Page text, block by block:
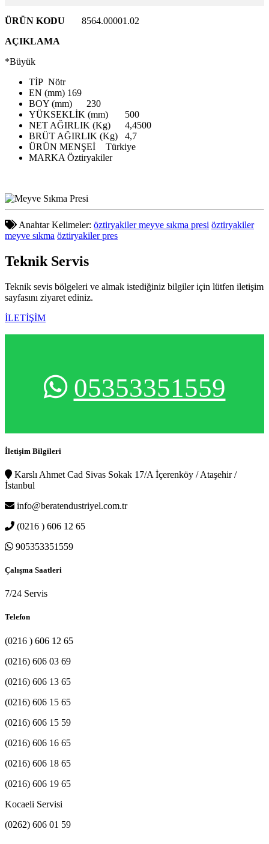
ÜRÜN KODU
8564.00001.02
AÇIKLAMA
*Büyük
TİP Nötr
EN (mm) 169
BOY (mm)
230
YÜKSEKLİK (mm)
500
NET AĞIRLIK (Kg)
4,4500
BRÜT AĞIRLIK (Kg)
4,7
ÜRÜN MENŞEİ
Türkiye
MARKA Öztiryakiler
Anahtar Kelimeler: öztiryakiler meyve sıkma presi öztiryakiler
meyve sıkma öztiryakiler pres
Teknik Servis
Teknik sevis bölgeleri ve almak istediğiniz bilgiler için lütfen iletişim
sayfasını ziyaret ediniz.
İLETİŞİM
05353351559
İletişim Bilgileri
Karslı Ahmet Cad Sivas Sokak 17/A İçerenköy / Ataşehir /
İstanbul
info@beratendustriyel.com.tr
(0216 ) 606 12 65
905353351559
Çalışma Saatleri
7/24 Servis
Telefon
(0216 ) 606 12 65
(0216) 606 03 69
(0216) 606 13 65
(0216) 606 15 65
(0216) 606 15 59
(0216) 606 16 65
(0216) 606 18 65
(0216) 606 19 65
Kocaeli Servisi
(0262) 606 01 59